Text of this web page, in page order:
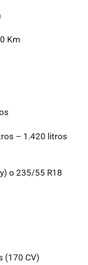
Km
– 1.420 litros
o 235/55 R18
(170 CV)